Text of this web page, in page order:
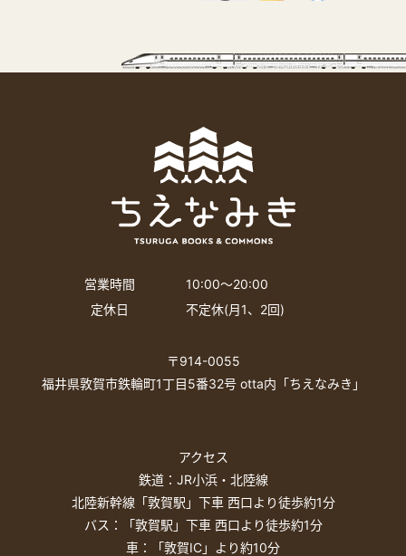
営業時間
10:00〜20:00
定休日
不定休(月1、2回)
〒914-0055
福井県敦賀市鉄輪町1丁目5番32号 otta内「ちえなみき」
アクセス
鉄道：JR小浜・北陸線
北陸新幹線「敦賀駅」下車 西口より徒歩約1分
バス：「敦賀駅」下車 西口より徒歩約1分
車：「敦賀IC」より約10分